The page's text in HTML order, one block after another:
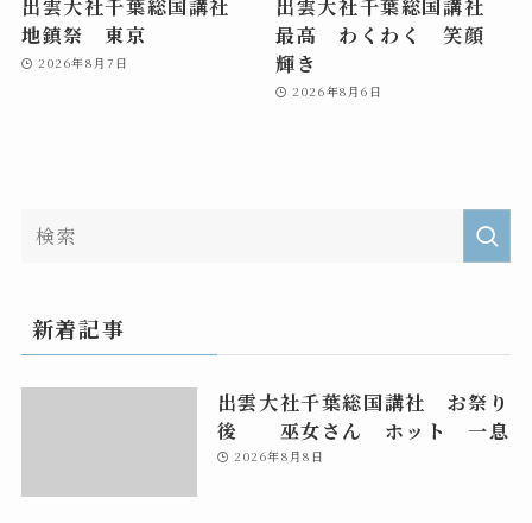
出雲大社千葉総国講社
地鎮祭 東京
2026年8月7日
出雲大社千葉総国講社
最高 わくわく 笑顔
輝き
2026年8月6日
新着記事
出雲大社千葉総国講社 お祭り
後 巫女さん ホット 一息
2026年8月8日